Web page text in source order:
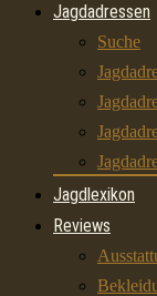
Jagdadressen
Suche
Jagdlexikon
Reviews